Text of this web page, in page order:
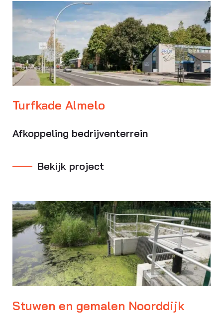
Turfkade Almelo
Afkoppeling bedrijventerrein
Bekijk project
Stuwen en gemalen Noorddijk